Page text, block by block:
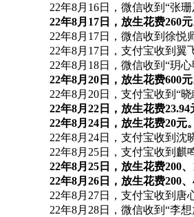
22年8月16日，微信收到“张珊
22年8月17日，放生花费260元
22年8月17日，微信收到徐悦
22年8月17日，支付宝收到翼
22年8月18日，微信收到“玥心
22年8月20日，放生花费600元
22年8月20日，支付宝收到“晓
22年8月22日，放生花费23.94
22年8月24日，放生花费20元。
22年8月24日，支付宝收到沈
22年8月25日，支付宝收到麒
22年8月25日，放生花费200、
22年8月26日，放生花费200、
22年8月27日，支付宝收到唐
22年8月28日，微信收到“李想